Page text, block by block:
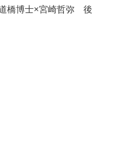
橋博士×宮崎哲弥 後